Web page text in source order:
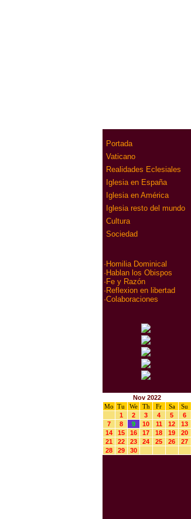
Portada
Vaticano
Realidades Eclesiales
Iglesia en España
Iglesia en América
Iglesia resto del mundo
Cultura
Sociedad
· Homilia Dominical
· Hablan los Obispos
· Fe y Razón
· Reflexion en libertad
·Colaboraciones
Nov 2022
Mo Tu We Th Fr Sa
Su
1
2 3 4 5
6
7
8 9 10 11 12
13
14
15 16 17 18 19
20
21
22 23 24 25 26
27
28
29 30